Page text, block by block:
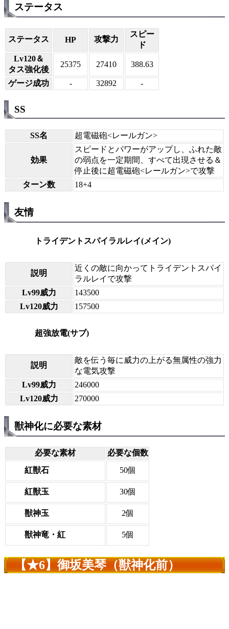
ステータス
ステータス HP 攻撃力
スピー
ド
Lv120＆
タス強化後
25375 27410 388.63
ゲージ成功 - 32892 -
SS
SS名 超電磁砲<レールガン>
効果
スピードとパワーがアップし、ふれた敵
の弱点を一定期間、すべて出現させる＆
停止後に超電磁砲<レールガン>で攻撃
ターン数
18+4
友情
トライデントスパイラルレイ(メイン)
説明
近くの敵に向かってトライデントスパイ
ラルレイで攻撃
Lv99威力
143500
Lv120威力
157500
超強放電(サブ)
説明
敵を伝う毎に威力の上がる無属性の強力
な電気攻撃
Lv99威力
246000
Lv120威力
270000
獣神化に必要な素材
必要な素材
必要な個数
紅獣石
50個
紅獣玉 30個
獣神玉 2個
獣神竜・紅 5個
【★6】御坂美琴（獣神化前）